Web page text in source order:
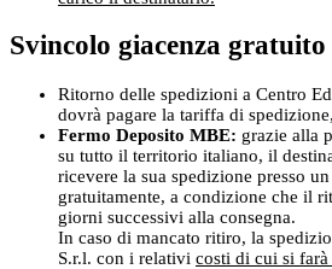
Svincolo giacenza gratuito
Ritorno delle spedizioni a Centro
dovrà pagare la tariffa di
Fermo Deposito MBE: grazie alla
su tutto il territorio italiano, il
ricevere la sua spedizione presso
gratuitamente, a condizione che il
giorni successivi alla consegna.
In caso di mancato ritiro, la
S.r.l. con i relativi costi di cui si